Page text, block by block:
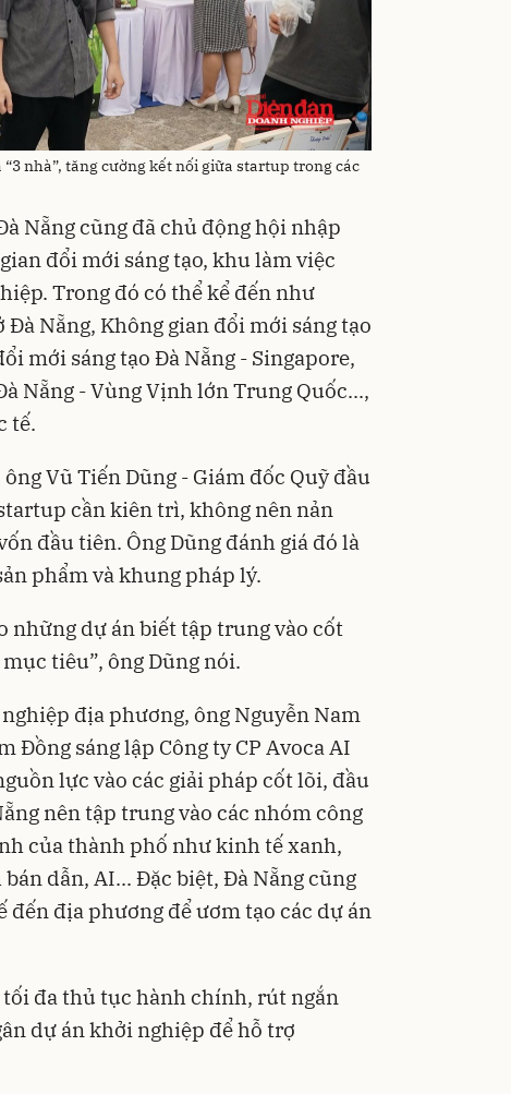
nhà”, tăng cường kết nối giữa startup trong các
Nẵng cũng đã chủ động hội nhập
đổi mới sáng tạo, khu làm việc
Trong đó có thể kể đến như
Nẵng, Không gian đổi mới sáng tạo
mới sáng tạo Đà Nẵng - Singapore,
Nẵng - Vùng Vịnh lớn Trung Quốc...,
tế.
Vũ Tiến Dũng - Giám đốc Quỹ đầu
cần kiên trì, không nên nản
đầu tiên. Ông Dũng đánh giá đó là
phẩm và khung pháp lý.
những dự án biết tập trung vào cốt
tiêu”, ông Dũng nói.
địa phương, ông Nguyễn Nam
Đồng sáng lập Công ty CP Avoca AI
lực vào các giải pháp cốt lõi, đầu
nên tập trung vào các nhóm công
của thành phố như kinh tế xanh,
dẫn, AI... Đặc biệt, Đà Nẵng cũng
địa phương để ươm tạo các dự án
đa thủ tục hành chính, rút ngắn
dự án khởi nghiệp để hỗ trợ